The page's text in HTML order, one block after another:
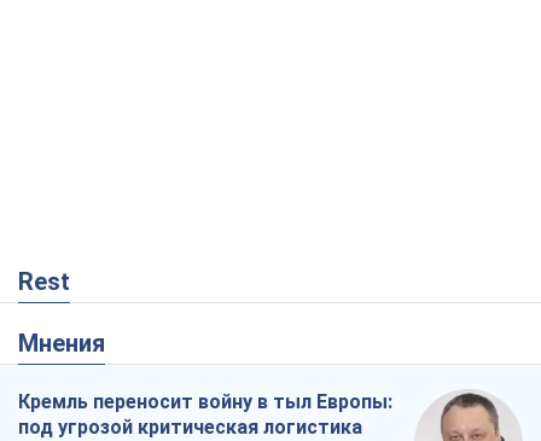
Rest
Мнения
Кремль переносит войну в тыл Европы:
под угрозой критическая логистика